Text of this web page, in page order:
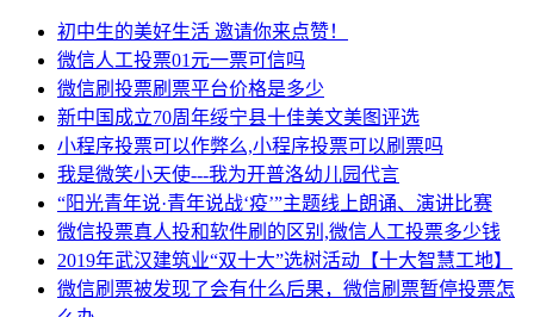
初中生的美好生活 邀请你来点赞！
微信人工投票01元一票可信吗
微信刷投票刷票平台价格是多少
新中国成立70周年绥宁县十佳美文美图评选
小程序投票可以作弊么,小程序投票可以刷票吗
我是微笑小天使---我为开普洛幼儿园代言
“阳光青年说·青年说战‘疫’”主题线上朗诵、演讲比赛
微信投票真人投和软件刷的区别,微信人工投票多少钱
2019年武汉建筑业“双十大”选树活动【十大智慧工地】
微信刷票被发现了会有什么后果，微信刷票暂停投票怎